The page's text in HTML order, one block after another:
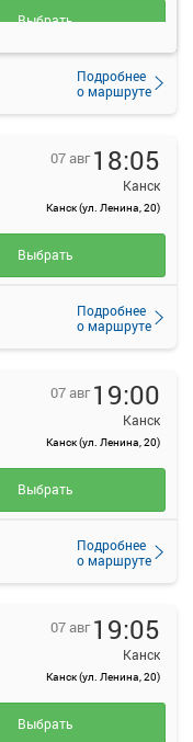
Подробнее
о маршруте
Выбрать
07 авг 18:05
Канск
Канск (ул. Ленина, 20)
Подробнее
о маршруте
Выбрать
07 авг 19:00
Канск
Канск (ул. Ленина, 20)
Подробнее
о маршруте
Выбрать
07 авг 19:05
Канск
Канск (ул. Ленина, 20)
Выбрать